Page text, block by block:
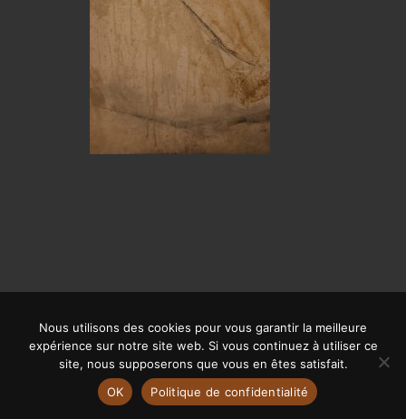
© CALYPSO 2019 | SITE RÉALISÉ PAR OFFPIX COMMUNICATION
MENTIONS LÉGALES
Nous utilisons des cookies pour vous garantir la meilleure
expérience sur notre site web. Si vous continuez à utiliser ce
site, nous supposerons que vous en êtes satisfait.
OK
Politique de confidentialité